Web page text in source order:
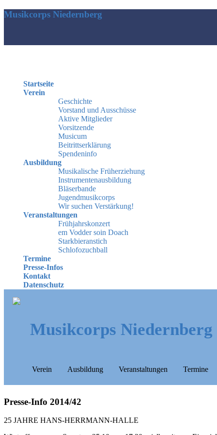
Musikcorps Niedernberg
Startseite
Verein
Geschichte
Vorstand und Ausschüsse
Aktive Mitglieder
Vorsitzende
Musicum
Beitrittserklärung
Spendeninfo
Ausbildung
Musikalische Früherziehung
Instrumentenausbildung
Bläserbande
Jugendmusikcorps
Wir suchen Verstärkung!
Veranstaltungen
Frühjahrskonzert
em Vodder soin Doach
Starkbieranstich
Schlofozuchball
Termine
Presse-Infos
Kontakt
Datenschutz
Musikcorps Niedernberg
Verein Ausbildung Veranstaltungen Termine
Presse-Info 2014/42
25 JAHRE HANS-HERRMANN-HALLE